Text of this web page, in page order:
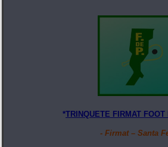
*TRINQUETE FIRMAT
- Firmat – Santa